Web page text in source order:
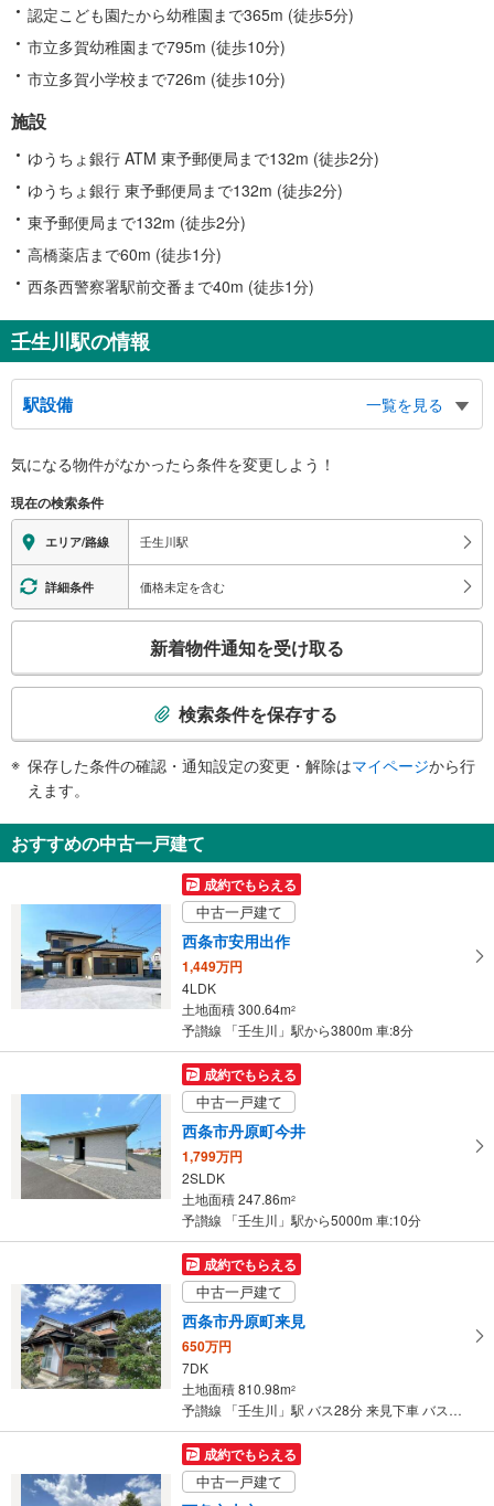
認定こども園たから幼稚園まで365m (徒歩5分)
市立多賀幼稚園まで795m (徒歩10分)
市立多賀小学校まで726m (徒歩10分)
施設
ゆうちょ銀行 ATM 東予郵便局まで132m (徒歩2分)
ゆうちょ銀行 東予郵便局まで132m (徒歩2分)
東予郵便局まで132m (徒歩2分)
高橋薬店まで60m (徒歩1分)
西条西警察署駅前交番まで40m (徒歩1分)
壬生川駅の情報
駅設備
一覧を見る
※段差なしでの移動経路
地上⇔改札：○
改札⇔ホーム：
１番線ホーム：○
２・３番線ホーム：×
トイレ
《車椅子対応》
気になる物件がなかったら条件を変更しよう！
現在の検索条件
エリア/路線 壬生川駅
詳細条件 価格未定を含む
検
知
を
け
る
・
条
イ
ー
ジ
存
る
新着物件通知を受け取る
検索条件を保存する
保存した条件の確認・通知設定の変更・解除はマイページから行
えます。
おすすめの中古一戸建て
成約でもらえる
中古一戸建て
西条市安用出作
1,449万円
4LDK
土地面積 300.64m2
予讃線 「壬生川」駅から3800m 車:8分
成約でもらえる
中古一戸建て
西条市丹原町今井
1,799万円
2SLDK
土地面積 247.86m2
予讃線 「壬生川」駅から5000m 車:10分
成約でもらえる
中古一戸建て
西条市丹原町来見
650万円
7DK
土地面積 810.98m2
予讃線 「壬生川」駅 バス28分 来見下車 バス停下車 徒歩3分
成約でもらえる
中古一戸建て